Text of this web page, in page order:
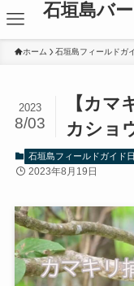
石垣島バ
ホーム 石垣島フィールドガ
【カマ
カショ
2023
8/03
石垣島フィールドガイド
2023年8月19日